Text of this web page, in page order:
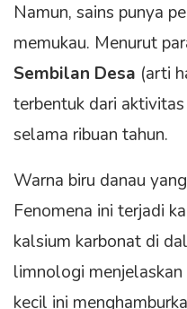
Namun, sains punya
memukau. Menurut
Sembilan Desa (arti
terbentuk dari
selama ribuan tahun.
Warna biru danau
Fenomena ini terjadi
kalsium karbonat di
limnologi
kecil ini